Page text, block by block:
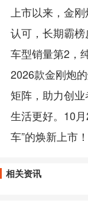
上市以来，金
认可，长期霸
车型销量第2，
2026款金刚炮
矩阵，助力创业
生活更好。10
车”的焕新上市！
相关资讯